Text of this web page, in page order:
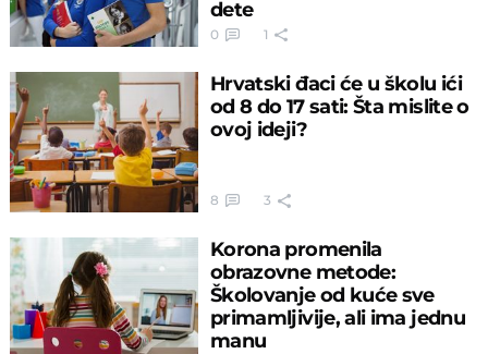
dete
0 1
Hrvatski đaci će u školu ići
od 8 do 17 sati: Šta mislite o
ovoj ideji?
8 3
Korona promenila
obrazovne metode:
Školovanje od kuće sve
primamljivije, ali ima jednu
manu